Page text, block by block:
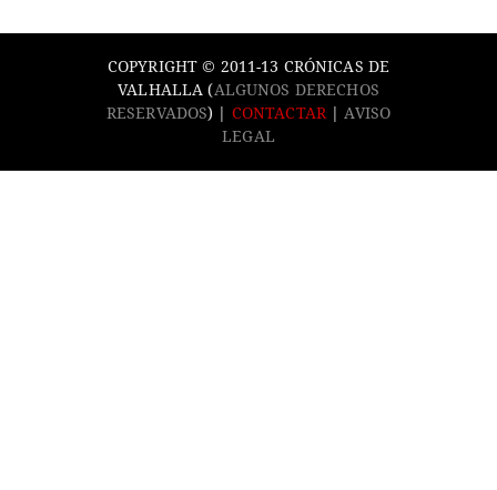
COPYRIGHT © 2011-13 CRÓNICAS DE
VALHALLA (ALGUNOS DERECHOS
RESERVADOS) | CONTACTAR|AVISO
LEGAL